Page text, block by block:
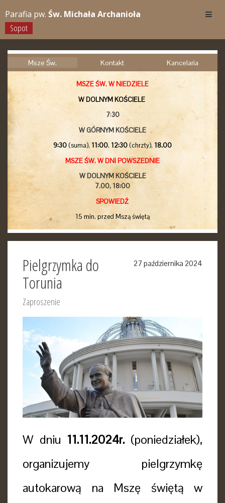
Parafia pw. Św. Michała Archanioła
Sopot
Msze Św. Kontakt Kancelaria
MSZE ŚW. W NIEDZIELE
W DOLNYM KOŚCIELE
7:30
W GÓRNYM KOŚCIELE
9:30(suma), 11:00, 12:30(chrzty), 18.00
MSZE ŚW. W DNI POWSZEDNIE
W DOLNYM KOŚCIELE
7.00, 18:00
SPOWIEDŹ
15 min. przed Mszą świętą
27 października 2024
Pielgrzymka do
Torunia
Zaproszenie
W dniu 11.11.2024r. (poniedziałek),
organizujemy pielgrzymkę
autokarową na Mszę świętą w